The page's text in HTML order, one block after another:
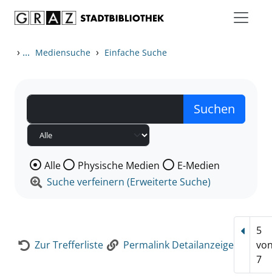
› ... Mediensuche › Einfache Suche
Wählen Sie die Medienart nach der Sie suchen wollen.
Alle Physische Medien
E-Medien
Suche verfeinern (Erweiterte Suche)
Zur Trefferliste Permalink Detailanzeige
5
7